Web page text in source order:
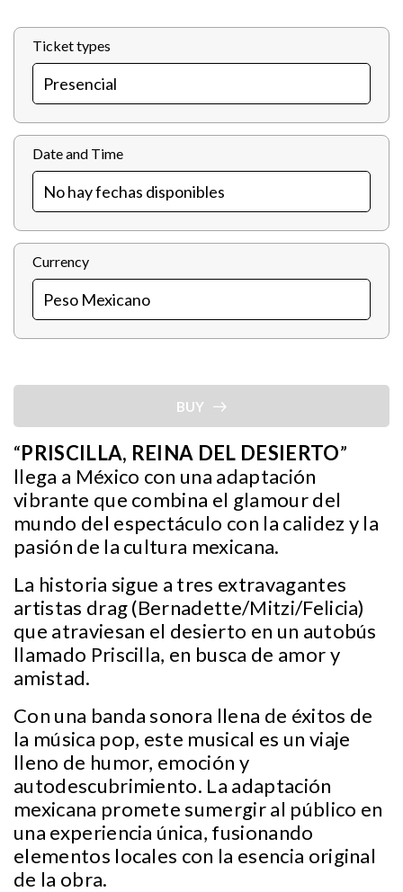
Ticket types
Date and Time
Currency
BUY
“PRISCILLA, REINA DEL DESIERTO”
llega a México con una adaptación
vibrante que combina el glamour del
mundo del espectáculo con la calidez y la
pasión de la cultura mexicana.
La historia sigue a tres extravagantes
artistas drag (Bernadette/Mitzi/Felicia)
que atraviesan el desierto en un autobús
llamado Priscilla, en busca de amor y
amistad.
Con una banda sonora llena de éxitos de
la música pop, este musical es un viaje
lleno de humor, emoción y
autodescubrimiento. La adaptación
mexicana promete sumergir al público en
una experiencia única, fusionando
elementos locales con la esencia original
de la obra.